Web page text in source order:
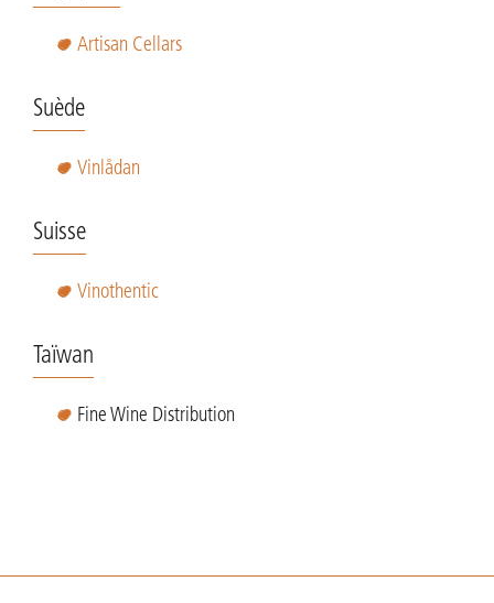
Artisan Cellars
Suède
Vinlådan
Suisse
Vinothentic
Taïwan
Fine Wine Distribution